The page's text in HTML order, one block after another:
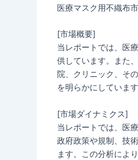
医療マスク用不織布
[市場概要]
当レポートでは、医
供しています。また
院、クリニック、そ
を明らかにしています
[市場ダイナミクス]
当レポートでは、医
政府政策や規制、技
ます。この分析によ